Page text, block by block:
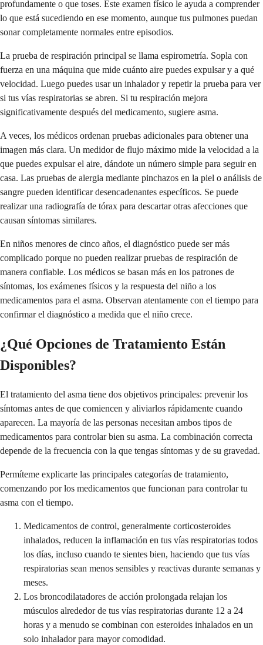
profundamente o que toses. Este examen físico le ayuda a comprender
lo que está sucediendo en ese momento, aunque tus pulmones puedan
sonar completamente normales entre episodios.
La prueba de respiración principal se llama espirometría. Sopla con
fuerza en una máquina que mide cuánto aire puedes expulsar y a qué
velocidad. Luego puedes usar un inhalador y repetir la prueba para ver
si tus vías respiratorias se abren. Si tu respiración mejora
significativamente después del medicamento, sugiere asma.
A veces, los médicos ordenan pruebas adicionales para obtener una
imagen más clara. Un medidor de flujo máximo mide la velocidad a la
que puedes expulsar el aire, dándote un número simple para seguir en
casa. Las pruebas de alergia mediante pinchazos en la piel o análisis de
sangre pueden identificar desencadenantes específicos. Se puede
realizar una radiografía de tórax para descartar otras afecciones que
causan síntomas similares.
En niños menores de cinco años, el diagnóstico puede ser más
complicado porque no pueden realizar pruebas de respiración de
manera confiable. Los médicos se basan más en los patrones de
síntomas, los exámenes físicos y la respuesta del niño a los
medicamentos para el asma. Observan atentamente con el tiempo para
confirmar el diagnóstico a medida que el niño crece.
¿Qué Opciones de Tratamiento Están
Disponibles?
El tratamiento del asma tiene dos objetivos principales: prevenir los
síntomas antes de que comiencen y aliviarlos rápidamente cuando
aparecen. La mayoría de las personas necesitan ambos tipos de
medicamentos para controlar bien su asma. La combinación correcta
depende de la frecuencia con la que tengas síntomas y de su gravedad.
Permíteme explicarte las principales categorías de tratamiento,
comenzando por los medicamentos que funcionan para controlar tu
asma con el tiempo.
Medicamentos de control, generalmente corticosteroides
inhalados, reducen la inflamación en tus vías respiratorias todos
los días, incluso cuando te sientes bien, haciendo que tus vías
respiratorias sean menos sensibles y reactivas durante semanas y
meses.
Los broncodilatadores de acción prolongada relajan los
músculos alrededor de tus vías respiratorias durante 12 a 24
horas y a menudo se combinan con esteroides inhalados en un
solo inhalador para mayor comodidad.